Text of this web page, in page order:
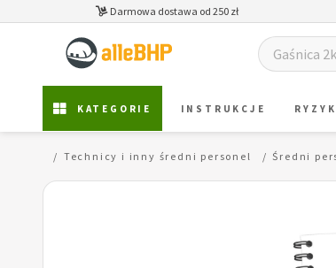
Darmowa dostawa od 250 zł
KATEGORIE INSTRUKCJE
Technicy i inny średni personel Średni